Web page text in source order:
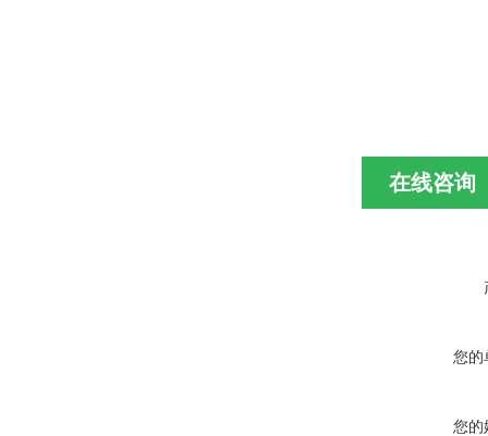
在线咨询
您的
您的